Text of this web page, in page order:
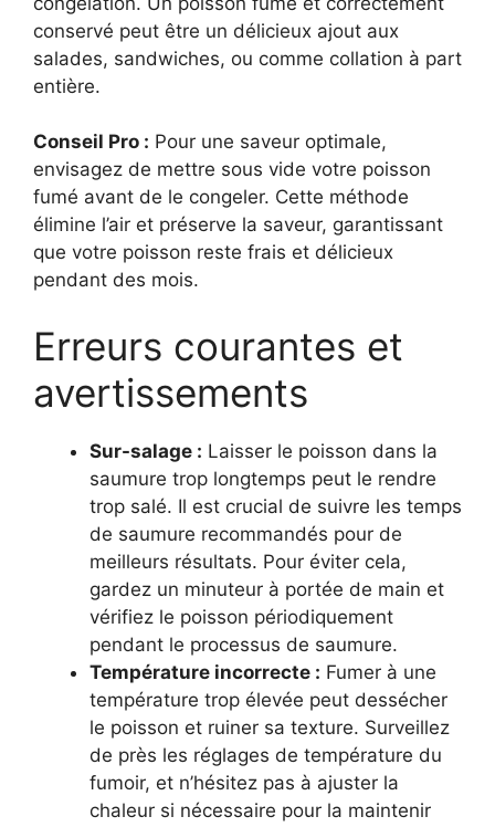
conservé peut être un délicieux ajout aux
salades, sandwiches, ou comme collation à part
entière.
Conseil Pro : Pour une saveur optimale,
envisagez de mettre sous vide votre poisson
fumé avant de le congeler. Cette méthode
élimine l’air et préserve la saveur, garantissant
que votre poisson reste frais et délicieux
pendant des mois.
Erreurs courantes et
avertissements
Sur-salage : Laisser le poisson dans la
saumure trop longtemps peut le rendre
trop salé. Il est crucial de suivre les temps
de saumure recommandés pour de
meilleurs résultats. Pour éviter cela,
gardez un minuteur à portée de main et
vérifiez le poisson périodiquement
pendant le processus de saumure.
Température incorrecte : Fumer à une
température trop élevée peut dessécher
le poisson et ruiner sa texture. Surveillez
de près les réglages de température du
fumoir, et n’hésitez pas à ajuster la
chaleur si nécessaire pour la maintenir